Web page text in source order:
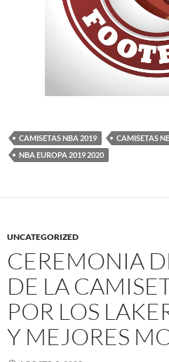
CAMISETAS NBA 2019
CAMISETAS
NBA EUROPA 2019 2020
UNCATEGORIZED
CEREMONIA
DE LA
POR LOS
Y MEJORES